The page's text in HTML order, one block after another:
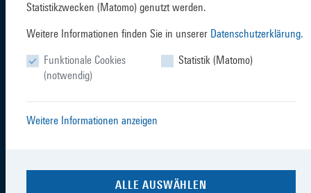
Statistikzwecken (Matomo) genutzt werden.
Weitere Informationen finden Sie in unserer Datenschutzerklärung.
Funktionale Cookies
(notwendig)
Statistik (Matomo)
Weitere Informationen anzeigen
ALLE AUSWÄHLEN